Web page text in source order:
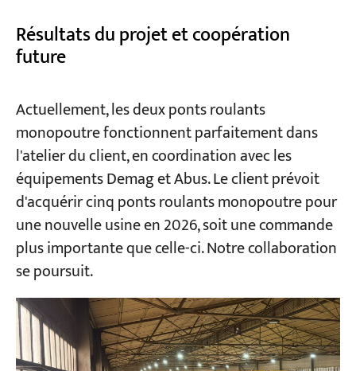
Résultats du projet et coopération
future
Actuellement, les deux ponts roulants
monopoutre fonctionnent parfaitement dans
l'atelier du client, en coordination avec les
équipements Demag et Abus. Le client prévoit
d'acquérir cinq ponts roulants monopoutre pour
une nouvelle usine en 2026, soit une commande
plus importante que celle-ci. Notre collaboration
se poursuit.